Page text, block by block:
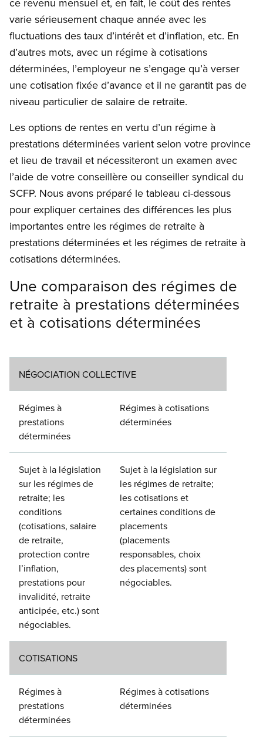
varie sérieusement chaque année avec les
fluctuations des taux d’intérêt et d’inflation, etc. En
d’autres mots, avec un régime à cotisations
déterminées, l’employeur ne s’engage qu’à verser
une cotisation fixée d’avance et il ne garantit pas de
niveau particulier de salaire de retraite.
Les options de rentes en vertu d’un régime à
prestations déterminées varient selon votre province
et lieu de travail et nécessiteront un examen avec
l’aide de votre conseillère ou conseiller syndical du
SCFP. Nous avons préparé le tableau ci-dessous
pour expliquer certaines des différences les plus
importantes entre les régimes de retraite à
prestations déterminées et les régimes de retraite à
cotisations déterminées.
Une comparaison des régimes de
retraite à prestations déterminées
et à cotisations déterminées
NÉGOCIATION COLLECTIVE
Régimes à
prestations
déterminées
Régimes à cotisations
déterminées
Sujet à la législation
sur les régimes de
retraite; les
conditions
(cotisations, salaire
de retraite,
protection contre
l’inflation,
prestations pour
invalidité, retraite
anticipée, etc.) sont
négociables.
Sujet à la législation sur
les régimes de retraite;
les cotisations et
certaines conditions de
placements
(placements
responsables, choix
des placements) sont
négociables.
COTISATIONS
Régimes à
prestations
déterminées
Régimes à cotisations
déterminées